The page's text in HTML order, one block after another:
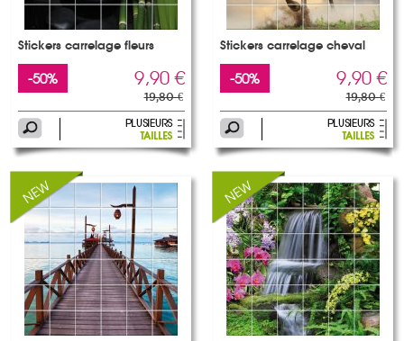
Stickers carrelage fleurs
-50% 9,90 €
19,80 €
Stickers carrelage cheval
-50% 9,90 €
19,80 €